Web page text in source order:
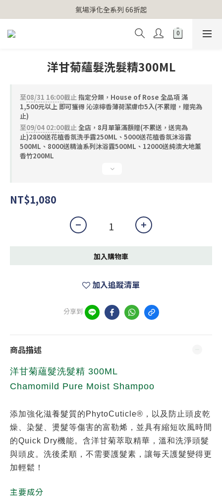
【官網獨家】首次消費 不限金額 即送 香遇熊超人行李吊牌
氣場淨化全系列 66折起
【官網獨家】首次消費 不限金額 即送 香遇熊超人行李吊牌
洋甘菊蘊髮洗髮精300ML
至08/31 16:00截止指定分類，House of Rose 全品項 滿
1,500元以上 即可獲得 沁涼檸香薄荷潔膚巾5入(不累贈，贈完為
止)
至09/04 02:00截止全店，8月單筆滿額贈(不累送，送完為
止)2800送花植香氛洗手露250ML、5000送花植香氛沐浴露
500ML、8000送精油系列沐浴露500ML、12000送純澳大地薰
香竹200ML
NT$1,080
加入購物車
加入追蹤清單
分享到
商品描述
洋甘菊蘊髮洗髮精 300ML
Chamomild Pure Moist Shampoo
添加強化滋養髮質的PhytoCuticle®，以及防止頭皮乾
燥、染髮、燙髮等傷害的富勒烯，並具有縮短吹風時間
的Quick Dry機能。含洋甘菊萃取精華，溫和洗淨頭髮
與頭皮。洗後柔順，不需要護髮素，讓毎天護髮變得更
加輕鬆！
主要成分